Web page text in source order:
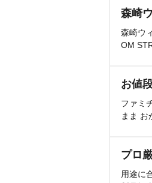
森崎
森崎ウ
OM
お値
ファミ
まま お
プロ
用途に